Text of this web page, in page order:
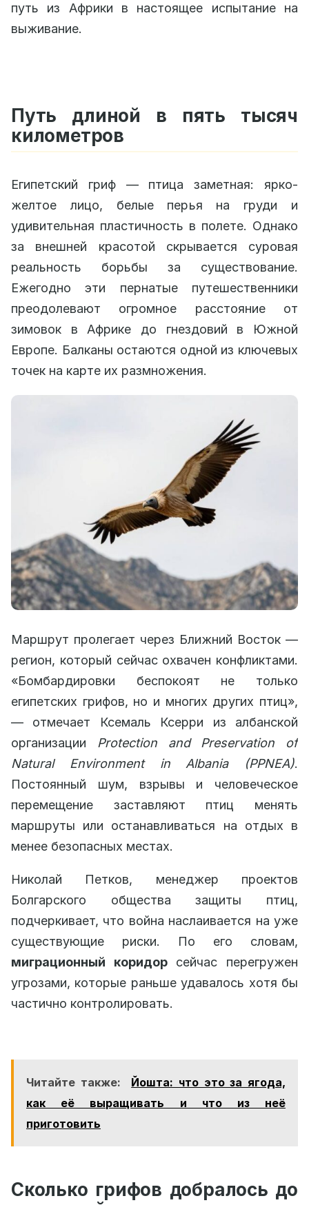
путь из Африки в настоящее испытание на
выживание.
Путь длиной в пять тысяч
километров
Египетский гриф — птица заметная: ярко-
желтое лицо, белые перья на груди и
удивительная пластичность в полете. Однако
за внешней красотой скрывается суровая
реальность борьбы за существование.
Ежегодно эти пернатые путешественники
преодолевают огромное расстояние от
зимовок в Африке до гнездовий в Южной
Европе. Балканы остаются одной из ключевых
точек на карте их размножения.
Маршрут пролегает через Ближний Восток —
регион, который сейчас охвачен конфликтами.
«Бомбардировки беспокоят не только
египетских грифов, но и многих других птиц»,
— отмечает Ксемаль Ксерри из албанской
организации
Protection and Preservation of
Natural Environment in Albania (PPNEA).
Постоянный шум, взрывы и человеческое
перемещение заставляют птиц менять
маршруты или останавливаться на отдых в
менее безопасных местах.
Николай Петков, менеджер проектов
Болгарского общества защиты птиц,
подчеркивает, что война наслаивается на уже
существующие риски. По его словам,
миграционный коридорсейчас перегружен
угрозами, которые раньше удавалось хотя бы
частично контролировать.
Читайте также:
Йошта: что это за ягода,
как её выращивать и что из неё
приготовить
Сколько грифов добралось до